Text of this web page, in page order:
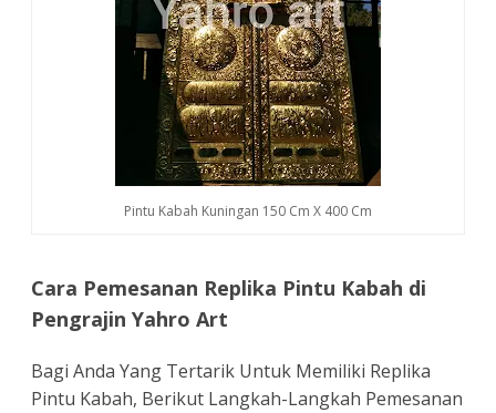
Pintu Kabah Kuningan 150 Cm X 400 Cm
Cara Pemesanan Replika Pintu Kabah di
Pengrajin Yahro Art
Bagi Anda Yang Tertarik Untuk Memiliki Replika
Pintu Kabah, Berikut Langkah-Langkah Pemesanan